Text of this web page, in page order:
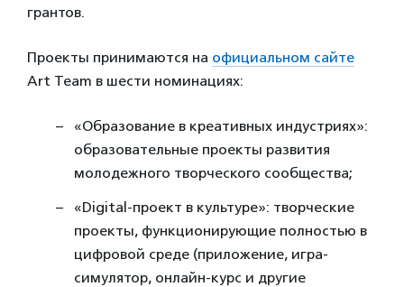
грантов.
Проекты принимаются на официальном сайте
Art Team в шести номинациях:
«Образование в креативных индустриях»:
образовательные проекты развития
молодежного творческого сообщества;
«Digital-проект в культуре»: творческие
проекты, функционирующие полностью в
цифровой среде (приложение, игра-
симулятор, онлайн-курс и другие